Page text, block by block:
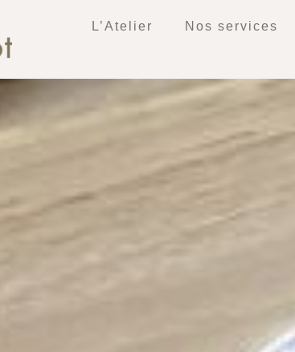
L’Atelier Nos services